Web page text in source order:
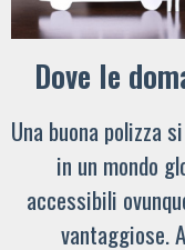
Dove le
Una buona polizza
in un mondo
accessibili
vantaggiose.